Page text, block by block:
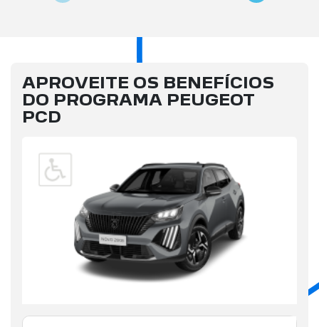
APROVEITE OS BENEFÍCIOS
DO PROGRAMA PEUGEOT
PCD